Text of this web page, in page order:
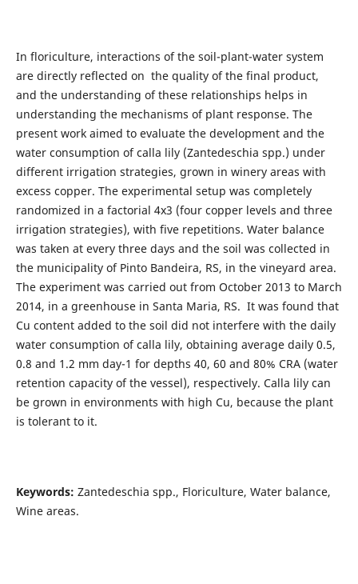
In floriculture, interactions of the soil-plant-water system
are directly reflected on the quality of the final product,
and the understanding of these relationships helps in
understanding the mechanisms of plant response. The
present work aimed to evaluate the development and the
water consumption of calla lily (Zantedeschia spp.) under
different irrigation strategies, grown in winery areas with
excess copper. The experimental setup was completely
randomized in a factorial 4x3 (four copper levels and three
irrigation strategies), with five repetitions. Water balance
was taken at every three days and the soil was collected in
the municipality of Pinto Bandeira, RS, in the vineyard area.
The experiment was carried out from October 2013 to March
2014, in a greenhouse in Santa Maria, RS. It was found that
Cu content added to the soil did not interfere with the daily
water consumption of calla lily, obtaining average daily 0.5,
0.8 and 1.2 mm day-1 for depths 40, 60 and 80% CRA (water
retention capacity of the vessel), respectively. Calla lily can
be grown in environments with high Cu, because the plant
is tolerant to it.
Keywords: Zantedeschia spp., Floriculture, Water balance,
Wine areas.